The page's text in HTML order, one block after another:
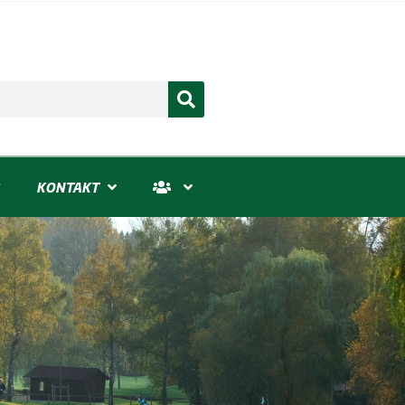
KONTAKT